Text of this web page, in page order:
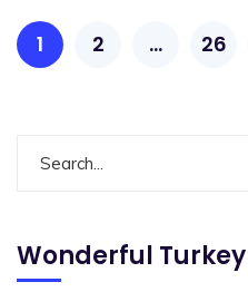
1 2 … 26
Wonderful Turkey